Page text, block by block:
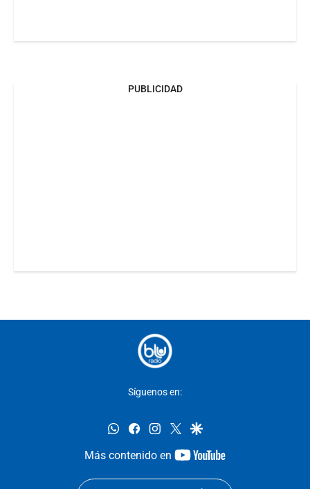
PUBLICIDAD
Síguenos en:
whatsappfacebookinstagram
twittergoogle
Más contenido en
youtube-